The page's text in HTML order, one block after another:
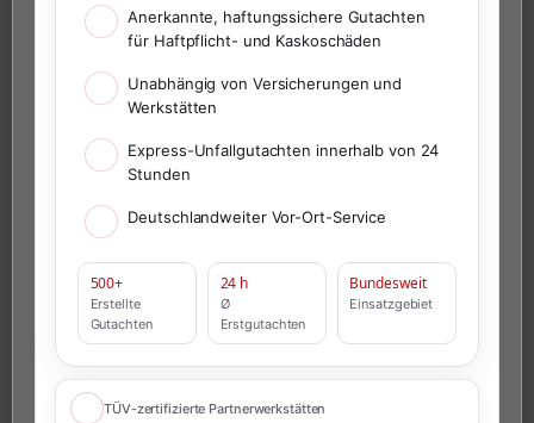
Anerkannte, haftungssichere Gutachten
für Haftpflicht- und Kaskoschäden
Unabhängig von Versicherungen und
Werkstätten
Express-Unfallgutachten innerhalb von 24
Stunden
Deutschlandweiter Vor-Ort-Service
500+
Erstellte
Gutachten
24 h
Ø
Erstgutachten
Bundesweit
Einsatzgebiet
TÜV-zertifizierte Partnerwerkstätten